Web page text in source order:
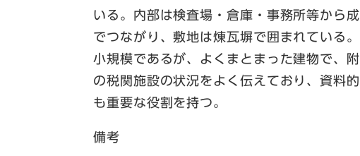
いる。内部は検査場・倉庫・事務所等から
でつながり、敷地は煉瓦塀で囲まれている。
小規模であるが、よくまとまった建物で、
の税関施設の状況をよく伝えており、資料
も重要な役割を持つ。
備考